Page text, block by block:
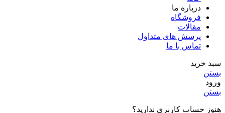
درباره ما
فروشگاه
مقالات
پرسش های متداول
تماس با ما
سبد خرید
بستن
ورود
بستن
هنوز حساب کاربری ندارید؟